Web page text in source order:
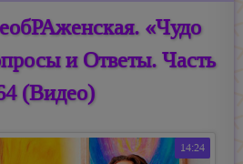
«Чудо
и Ответы. Часть
(Видео)
14:24